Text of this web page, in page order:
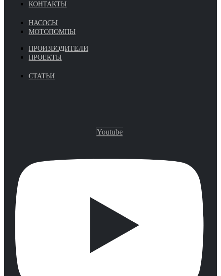
КОНТАКТЫ
НАСОСЫ
МОТОПОМПЫ
ПРОИЗВОДИТЕЛИ
ПРОЕКТЫ
СТАТЬИ
Youtube